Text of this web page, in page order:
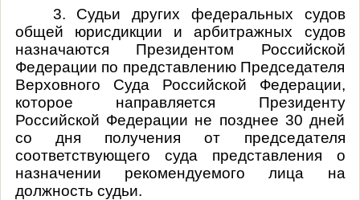
3. Судьи других федеральных судов
общей юрисдикции и арбитражных судов
назначаются Президентом Российской
Федерации по представлению Председателя
Верховного Суда Российской Федерации,
которое направляется Президенту
Российской Федерации не позднее 30 дней
со дня получения от председателя
соответствующего суда представления о
назначении рекомендуемого лица на
должность судьи.